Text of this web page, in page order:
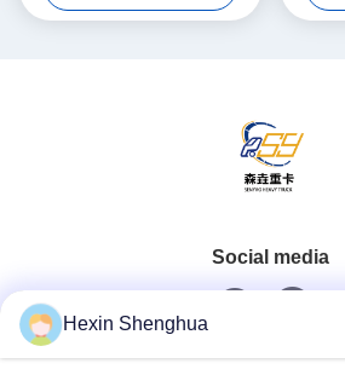
tonnellate
Social media
Contatto rapido
Hexin Shenghua